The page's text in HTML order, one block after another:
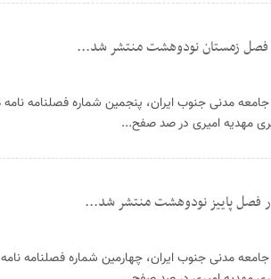
فصل زمستان نودوهشت منتشر شد...
جامعه مدنی جنوب ایران، پنجمین شماره فصلنامه
مهدیه امیری در صد صفح...
فصل پاییز نودوهشت منتشر شد...
جامعه مدنی جنوب ایران، چهارمین شماره فصلنامه